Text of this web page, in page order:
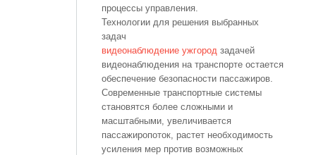
процессы управления.
Технологии для решения выбранных
задач
видеонаблюдение ужгород задачей
видеонаблюдения на транспорте остается
обеспечение безопасности пассажиров.
Современные транспортные системы
становятся более сложными и
масштабными, увеличивается
пассажиропоток, растет необходимость
усиления мер против возможных